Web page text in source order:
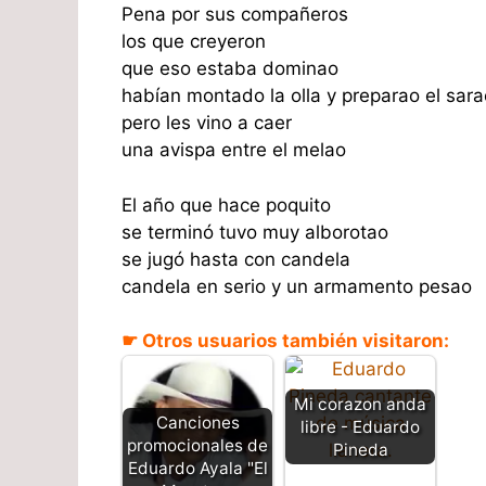
Pena por sus compañeros
los que creyeron
que eso estaba dominao
habían montado la olla y preparao el
pero les vino a caer
una avispa entre el melao
El año que hace poquito
se terminó tuvo muy alborotao
se jugó hasta con candela
candela en serio y un armamento pesao
☛ Otros usuarios también visitaron:
Canciones
promocionales de
Eduardo Ayala "El
Mi corazon anda
libre - Eduardo
Pineda